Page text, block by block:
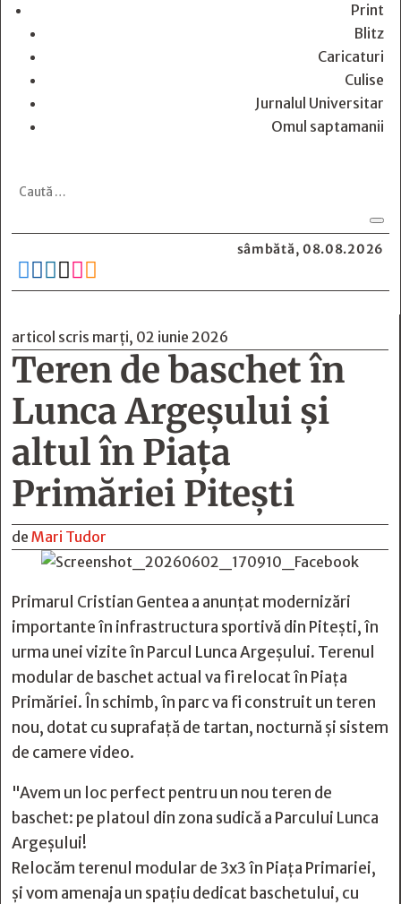
Print
Blitz
Caricaturi
Culise
Jurnalul Universitar
Omul saptamanii
sâmbătă, 08.08.2026
     
articol scris marți, 02 iunie 2026
Teren de baschet în
Lunca Argeșului și
altul în Piața
Primăriei Pitești
de Mari Tudor
Primarul Cristian Gentea a anunțat modernizări
importante în infrastructura sportivă din Pitești, în
urma unei vizite în Parcul Lunca Argeșului. Terenul
modular de baschet actual va fi relocat în Piața
Primăriei. În schimb, în parc va fi construit un teren
nou, dotat cu suprafață de tartan, nocturnă și sistem
de camere video.
"Avem un loc perfect pentru un nou teren de
baschet: pe platoul din zona sudică a Parcului Lunca
Argeșului!
Relocăm terenul modular de 3x3 în Piața Primariei,
și vom amenaja un spațiu dedicat baschetului, cu